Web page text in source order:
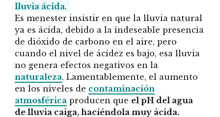
lluvia ácida.
Es menester insistir en que la lluvia natural
ya es ácida, debido a la indeseable presencia
de dióxido de carbono en el aire, pero
cuando el nivel de ácidez es bajo, esa lluvia
no genera efectos negativos en la
naturaleza. Lamentablemente, el aumento
en los niveles de contaminación
atmosférica producen que el pH del agua
de lluvia caiga, haciéndola muy ácida.